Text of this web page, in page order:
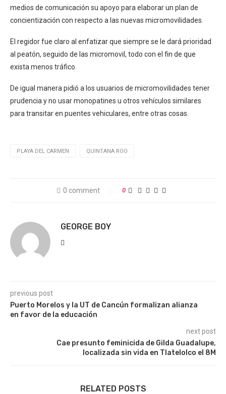
medios de comunicación su apoyo para elaborar un plan de
concientización con respecto a las nuevas micromovilidades.
El regidor fue claro al enfatizar que siempre se le dará prioridad
al peatón, seguido de las micromovil, todo con el fin de que
exista menos tráfico.
De igual manera pidió a los usuarios de micromovilidades tener
prudencia y no usar monopatines u otros vehículos similares
para transitar en puentes vehiculares, entre otras cosas.
PLAYA DEL CARMEN QUINTANA ROO
0 comment 0
GEORGE BOY
previous post
Puerto Morelos y la UT de Cancún formalizan alianza
en favor de la educación
next post
Cae presunto feminicida de Gilda Guadalupe,
localizada sin vida en Tlatelolco el 8M
RELATED POSTS